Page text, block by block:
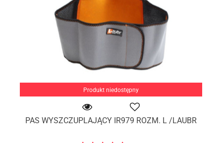
Produkt niedostępny
PAS WYSZCZUPLAJĄCY IR979 ROZM. L /LAUBR